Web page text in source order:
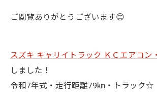
ご閲覧ありがとうございます😊
スズキ キャリイトラック ＫＣエアコン
しました！
令和7年式・走行距離79㎞・トラック☆